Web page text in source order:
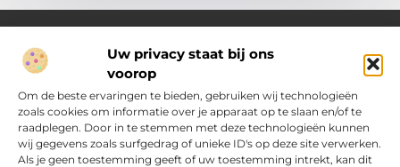
Uw privacy staat bij ons
voorop
Om de beste ervaringen te bieden, gebruiken wij technologieën
zoals cookies om informatie over je apparaat op te slaan en/of te
raadplegen. Door in te stemmen met deze technologieën kunnen
wij gegevens zoals surfgedrag of unieke ID's op deze site verwerken.
Als je geen toestemming geeft of uw toestemming intrekt, kan dit
Over Pakhuisdelft.nl
Jouw bron voor dagelijkse inspiratie en praktische ideeën
Bij PakhuisDelft.nl vind je een gevarieerd aanbod aan artikelen
en blogs die je helpen om jouw dag nét wat leuker, slimmer en
eenvoudiger te maken.